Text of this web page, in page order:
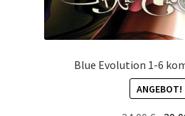
Blue Evolution 1-6
ANGEBOT!